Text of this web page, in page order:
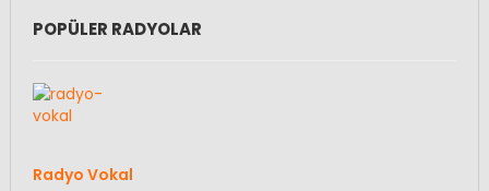
POPÜLER RADYOLAR
Radyo Vokal